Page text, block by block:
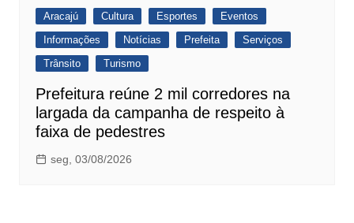
Aracajú Cultura Esportes
Eventos
Informações
Notícias Prefeita
Serviços
Trânsito
Turismo
Prefeitura reúne 2 mil corredores na
largada da campanha de respeito à
faixa de pedestres
seg, 03/08/2026